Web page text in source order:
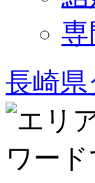
専
長崎